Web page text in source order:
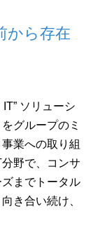
から存在
ソリューシ
グループのミ
業への取り組
野で、コンサ
までトータル
き合い続け、